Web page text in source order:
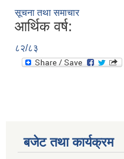
सूचना तथा समाचार
आर्थिक वर्ष:
८२/८३
बजेट तथा कार्यक्रम